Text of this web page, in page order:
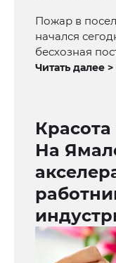
Пожар в
начался
бесхозная
Читать далее >
На